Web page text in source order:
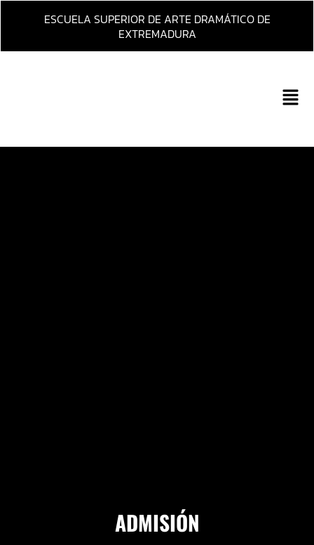
Ir
ESCUELA SUPERIOR DE ARTE DRAMÁTICO DE
EXTREMADURA
Main
ADMISIÓN